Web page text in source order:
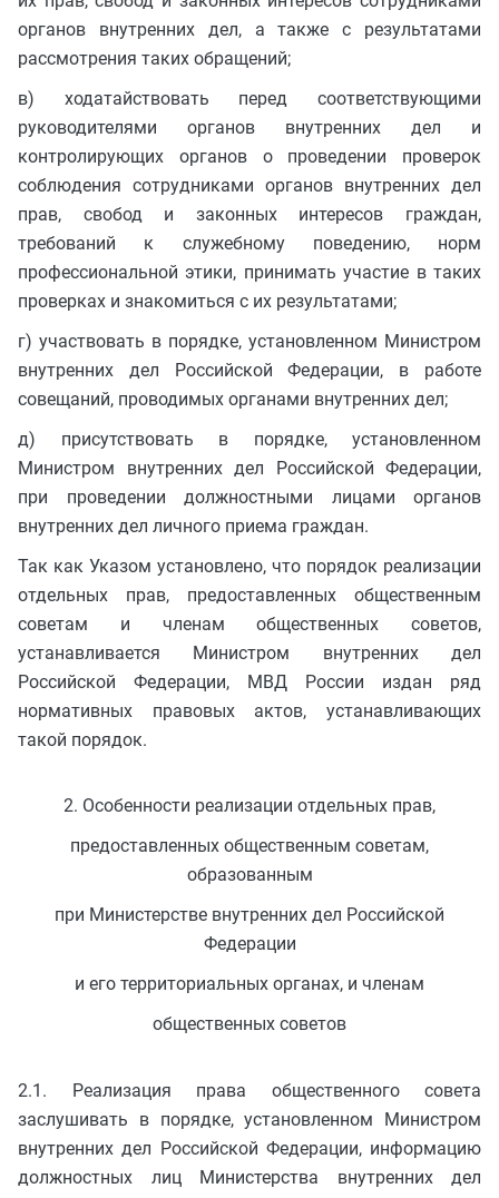
органов внутренних дел, а также с результатами
рассмотрения таких обращений;
в) ходатайствовать перед соответствующими
руководителями органов внутренних дел и
контролирующих органов о проведении проверок
соблюдения сотрудниками органов внутренних дел
прав, свобод и законных интересов граждан,
требований к служебному поведению, норм
профессиональной этики, принимать участие в таких
проверках и знакомиться с их результатами;
г) участвовать в порядке, установленном Министром
внутренних дел Российской Федерации, в работе
совещаний, проводимых органами внутренних дел;
д) присутствовать в порядке, установленном
Министром внутренних дел Российской Федерации,
при проведении должностными лицами органов
внутренних дел личного приема граждан.
Так как Указом установлено, что порядок реализации
отдельных прав, предоставленных общественным
советам и членам общественных советов,
устанавливается Министром внутренних дел
Российской Федерации, МВД России издан ряд
нормативных правовых актов, устанавливающих
такой порядок.
2. Особенности реализации отдельных прав,
предоставленных общественным советам,
образованным
при Министерстве внутренних дел Российской
Федерации
и его территориальных органах, и членам
общественных советов
2.1. Реализация права общественного совета
заслушивать в порядке, установленном Министром
внутренних дел Российской Федерации, информацию
должностных лиц Министерства внутренних дел